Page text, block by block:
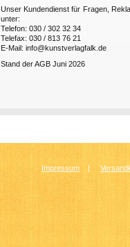
Unser Kundendienst für Fragen,
unter:
Telefon: 030 / 302 32 34
Telefax: 030 / 813 76 21
E-Mail: info@kunstverlagfalk.de
Stand der AGB Juni 2026
Impressum |